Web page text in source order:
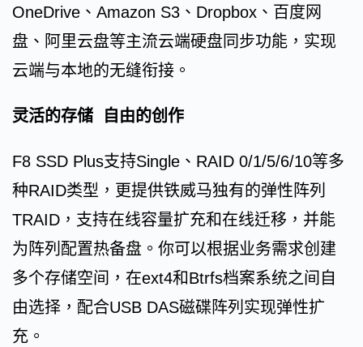
OneDrive、Amazon S3、Dropbox、百度网
盘、阿里云盘等主流云端硬盘同步功能，实现
云端与本地的无缝衔接。
灵活的存储 自由的创作
F8 SSD Plus支持Single、RAID 0/1/5/6/10等多
种RAID类型，更提供铁威马独有的弹性阵列
TRAID，支持在线容量扩充和在线迁移，并能
为阵列配置热备盘。你可以根据业务需求创建
多个存储空间，在ext4和Btrfs档案系统之间自
由选择，配合USB DAS磁碟阵列实现弹性扩
充。